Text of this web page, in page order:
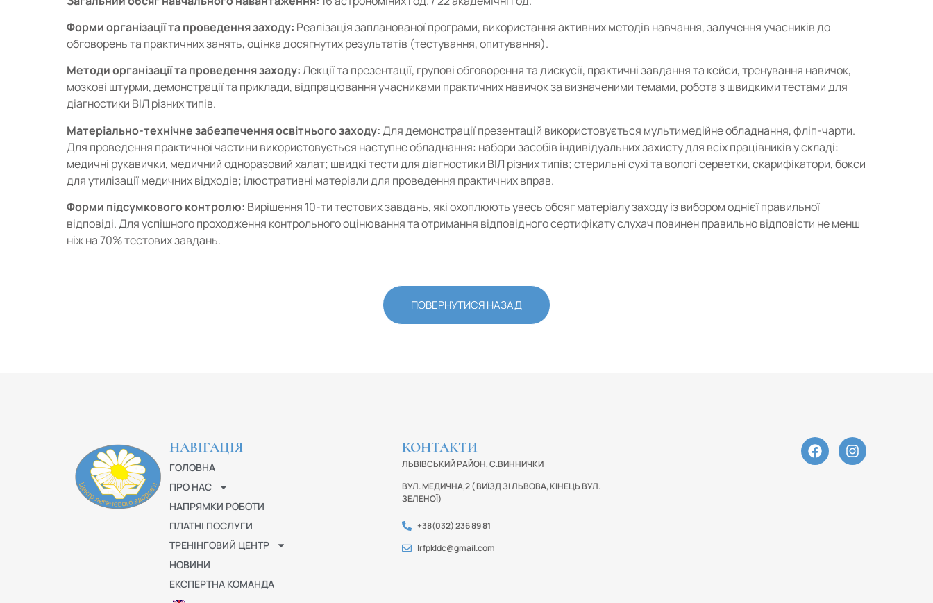
Форми організації та проведення заходу: Реалізація запланованої програми, використання активних методів навчання, залучення учасників до
обговорень та практичних занять, оцінка досягнутих результатів (тестування, опитування).
Методи організації та проведення заходу:Лекції та презентації, групові обговорення та дискусії, практичні завдання та кейси, тренування навичок,
мозкові штурми, демонстрації та приклади, відпрацювання учасниками практичних навичок за визначеними темами, робота з швидкими тестами для
діагностики ВІЛ різних типів.
Матеріально-технічне забезпечення освітнього заходу:Для демонстрації презентацій використовується мультимедійне обладнання, фліп-чарти.
Для проведення практичної частини використовується наступне обладнання: набори засобів індивідуальних захисту для всіх працівників у складі:
медичні рукавички, медичний одноразовий халат; швидкі тести для діагностики ВІЛ різних типів; стерильні сухі та вологі серветки, скарифікатори, бокси
для утилізації медичних відходів; ілюстративні матеріали для проведення практичних вправ.
Форми підсумкового контролю: Вирішення 10-ти тестових завдань, які охоплюють увесь обсяг матеріалу заходу із вибором однієї правильної
відповіді. Для успішного проходження контрольного оцінювання та отримання відповідного сертифікату слухач повинен правильно відповісти не менш
ніж на 70% тестових завдань.
ПОВЕРНУТИСЯ НАЗАД
НАВІГАЦІЯ
ГОЛОВНА
ПРО НАС
НАПРЯМКИ РОБОТИ
ПЛАТНІ ПОСЛУГИ
ТРЕНІНГОВИЙ ЦЕНТР
НОВИНИ
ЕКСПЕРТНА КОМАНДА
КОНТАКТИ
ЛЬВІВСЬКИЙ РАЙОН, С.ВИННИЧКИ
ВУЛ. МЕДИЧНА,2 ( ВИЇЗД ЗІ ЛЬВОВА, КІНЕЦЬ ВУЛ.
ЗЕЛЕНОЇ)
+38(032) 236 89 81
lrfpkldc@gmail.com